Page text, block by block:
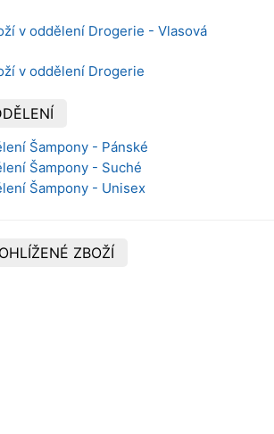
v oddělení Drogerie - Vlasová
v oddělení Drogerie
Šampony - Pánské
Šampony - Suché
Šampony - Unisex
ZBOŽÍ